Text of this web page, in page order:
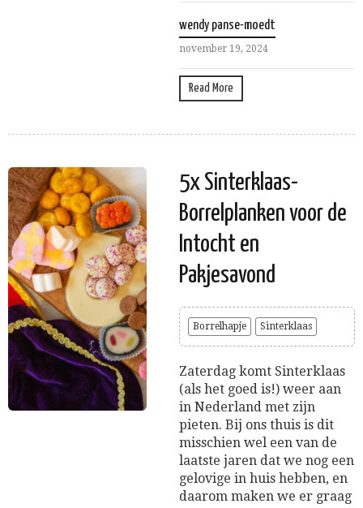
wendy panse-moedt
november 19, 2024
Read More
5x Sinterklaas-
Borrelplanken voor de
Intocht en
Pakjesavond
Borrelhapje Sinterklaas
Zaterdag komt Sinterklaas
(als het goed is!) weer aan
in Nederland met zijn
pieten. Bij ons thuis is dit
misschien wel een van de
laatste jaren dat we nog een
gelovige in huis hebben, en
daarom maken we er graag